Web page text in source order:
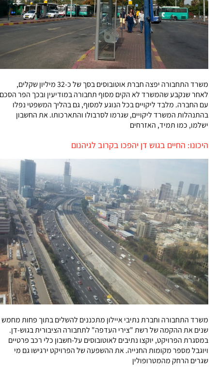
משרד התחבורה יפצה חברת אוטובוסים בסך של כ-32 מיליון שקלים,
לאחר שנקבע שהמשרד לא הקים מסוף תחבורה במודיעין ובכך הפר הסכם
עם החברה. מלבד ליקויים בכל הנוגע למסוף, גם בהליך המשפטי נפלו
בהתנהלות המשרד ליקויים, שגרמו לסרבולו והתארכותו. את החשבון
ישלמו, כמו תמיד, האזרחים
היכונו: החיים בגוש דן יהפכו בקרוב לגיהנום
משרד התחבורה וחברת נתיבי איילון מתכננים להשלים בתוך פחות מחמש
שנים את ההקמה של רשת "צירי העדפה" לתחבורה הציבורית בגוש-דן.
במסגרת הפרויקט, יוקצו נתיבים לאוטובוסים על-חשבון כלי רכב פרטיים
ויוגבל מספר מקומות החנייה. את ההשפעה של הפרויקט ירגישו גם מי
שגרים הרחק מהמטרופולין